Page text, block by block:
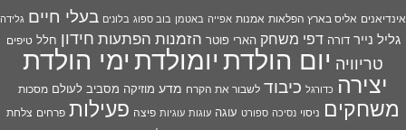
אינדיאנים אליס בארץ הפלאות אמנות אפייה באטמן בוב ספוג בלונים בעלי חיים גלידה
גליל נייר דורה דפי משחק הארי פוטר הזמנות הפתעות חידון חלל טיפים
טריוויה יום הולדתיומולדתימי הולדת
יצירה כדורגל כיבוד לשבור את הקרח מדע מוזיקה מסביב לעולם מסכות
משחקים ניסוי נסיכה ספורט עוגה עוגות עוגיות פיצה פעילות פרחים צלחת